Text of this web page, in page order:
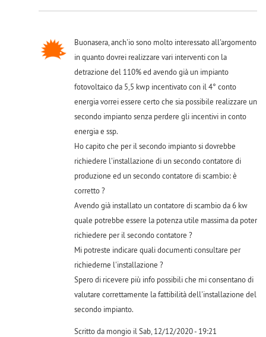
Buonasera, anch'io sono molto interessato all'argomento
in quanto dovrei realizzare vari interventi con la
detrazione del 110% ed avendo già un impianto
fotovoltaico da 5,5 kwp incentivato con il 4° conto
energia vorrei essere certo che sia possibile realizzare un
secondo impianto senza perdere gli incentivi in conto
energia e ssp.
Ho capito che per il secondo impianto si dovrebbe
richiedere l'installazione di un secondo contatore di
produzione ed un secondo contatore di scambio: è
corretto ?
Avendo già installato un contatore di scambio da 6 kw
quale potrebbe essere la potenza utile massima da poter
richiedere per il secondo contatore ?
Mi potreste indicare quali documenti consultare per
richiederne l'installazione ?
Spero di ricevere più info possibili che mi consentano di
valutare correttamente la fattibilità dell'installazione del
secondo impianto.
Scritto da mongio il Sab, 12/12/2020 - 19:21